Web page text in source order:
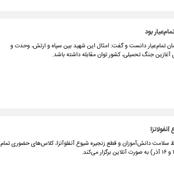
بود
تمام‌عیار دانست و گفت: امثال این شهید بین سپاه و ارتش، وحدت و
آغازین جنگ تحمیلی، کشور توان مقابله داشته باشد.
دانش‌آموزان و قطع زنجیره شیوع آنفلوآنزا، کلاس‌های حضوری تمام